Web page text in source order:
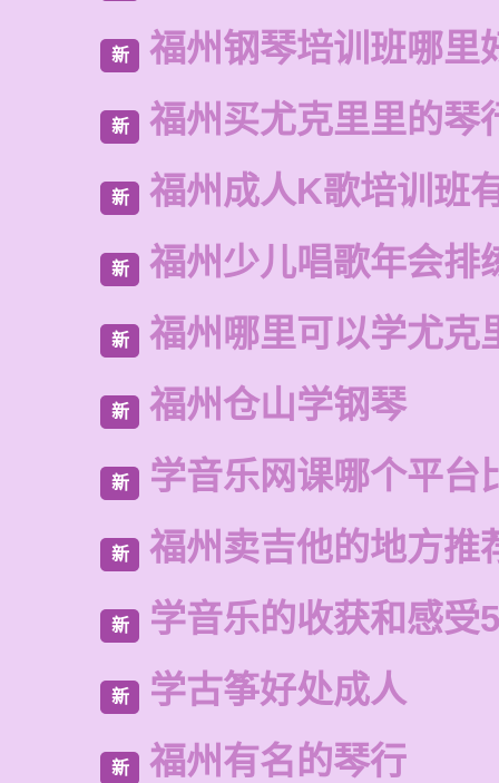
新 福州钢琴培训班哪里
新 福州买尤克里里的琴
新 福州成人K歌培训班
新 福州少儿唱歌年会排
新 福州哪里可以学尤克
新 福州仓山学钢琴
新 学音乐网课哪个平台
新 福州卖吉他的地方推
新 学音乐的收获和感受
新 学古筝好处成人
新 福州有名的琴行